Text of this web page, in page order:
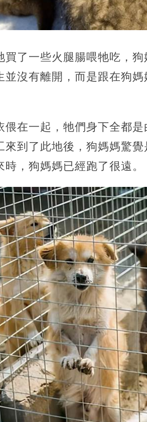
買了一些火腿腸喂牠吃，
並沒有離開，而是跟在狗
偎在一起，牠們身下全都
來到了此地後，狗媽媽驚
時，狗媽媽已經跑了很遠。